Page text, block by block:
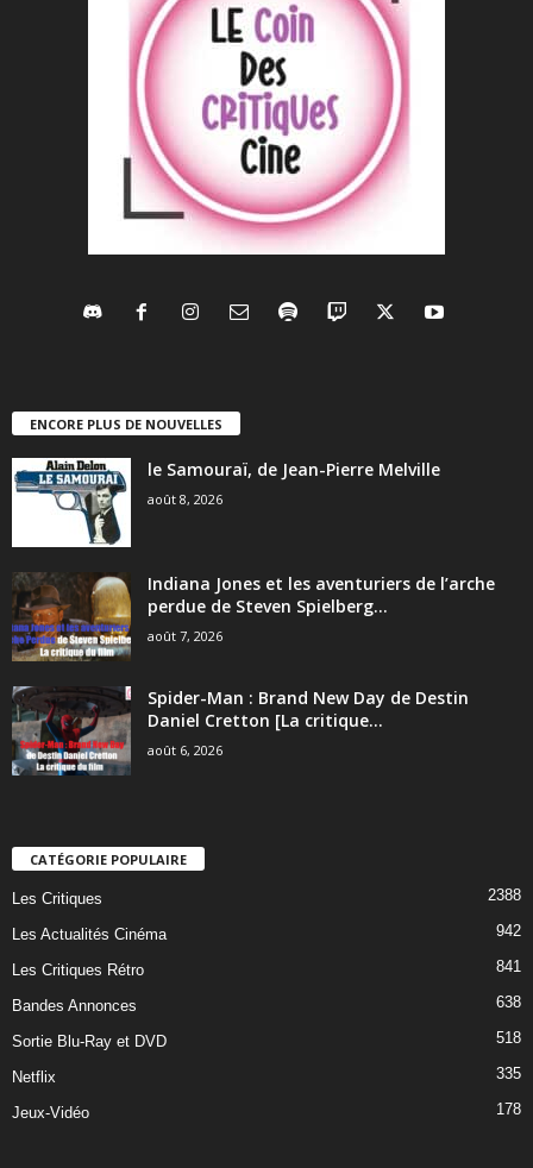
ENCORE PLUS DE NOUVELLES
le Samouraï, de Jean-Pierre Melville
août 8, 2026
Indiana Jones et les aventuriers de l’arche
perdue de Steven Spielberg...
août 7, 2026
Spider-Man : Brand New Day de Destin
Daniel Cretton [La critique...
août 6, 2026
CATÉGORIE POPULAIRE
Les Critiques 2388
Les Actualités Cinéma 942
Les Critiques Rétro 841
Bandes Annonces 638
Sortie Blu-Ray et DVD 518
Netflix 335
Jeux-Vidéo 178